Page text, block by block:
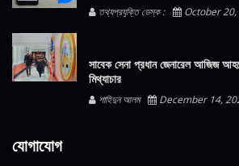
তথ্যপ্রযুক্তি ডেস্ক : October
সাবেক সেনা প্রধান জেনারেল আজিজ
মিথ্যাচার
শাহিদুন আলম December 14,
যোগাযোগ